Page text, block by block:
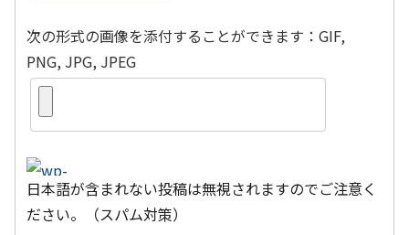
次の形式の画像を添付することができます：GIF,
PNG, JPG, JPEG
日本語が含まれない投稿は無視されますのでご注意く
ださい。（スパム対策）